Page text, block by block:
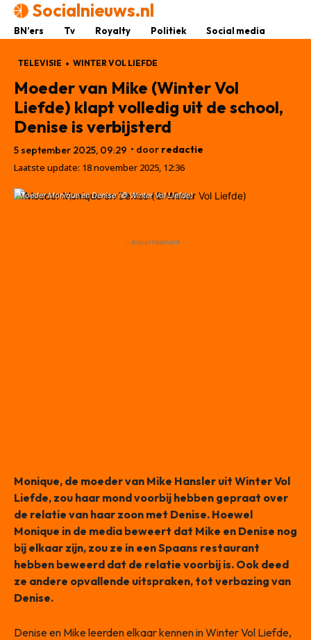
Socialnieuws.nl
BN’ers Tv Royalty Politiek Social media
TELEVISIE WINTER VOL LIEFDE
Moeder van Mike (Winter Vol
Liefde) klapt volledig uit de school,
Denise is verbijsterd
5 september 2025, 09:29 • door redactie
Laatste update: 18 november 2025, 12:36
Moeder Monique en Denise (© Winter Vol Liefde)
- Advertisement -
Monique, de moeder van Mike Hansler uit Winter Vol
Liefde, zou haar mond voorbij hebben gepraat over
de relatie van haar zoon met Denise. Hoewel
Monique in de media beweert dat Mike en Denise nog
bij elkaar zijn, zou ze in een Spaans restaurant
hebben beweerd dat de relatie voorbij is. Ook deed
ze andere opvallende uitspraken, tot verbazing van
Denise.
Denise en Mike leerden elkaar kennen in Winter Vol Liefde,